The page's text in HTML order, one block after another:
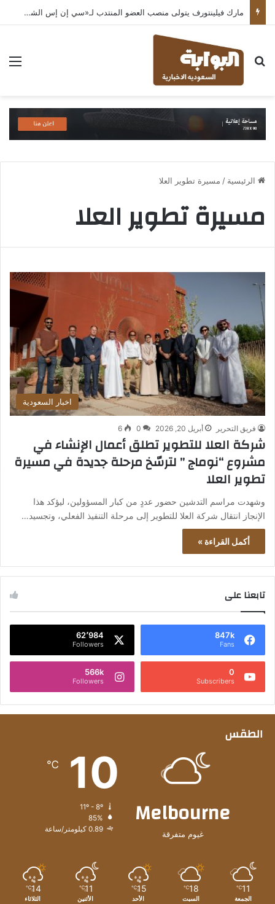
مارك فيلينتورف يتولى منصب العضو المنتدب لـ«سي إن إس الشرق الأوسط» ويشرف على شركات قطاع التكنولوجيا ضمن مجموعة غباش
بحث عن
الرئيسية / مسيرة تطوير العلا
مسيرة تطوير العلا
اخبار السعودية
فريق التحرير أبريل 20, 2026 0
6
شركة العلا للتطوير تطلق أعمال الإنشاء في
مشروع “نوماج ” لترسّخ مرحلة جديدة في مسيرة
تطوير العلا
وشهدت مراسم التدشين حضور عددٍ من كبار المسؤولين، ليؤكد هذا
الإنجاز انتقال شركة العلا للتطوير إلى مرحلة التنفيذ الفعلي، وتجسيد…
أكمل القراءة »
تابعنا على
847k
Fans
62٬984
Followers
0
Subscribers
566k
Followers
الطقس
Melbourne
غيوم متفرقة
10
℃
85%
0.89 كيلومتر/ساعة
11
℃
الجمعة
18
℃
السبت
15
℃
الأحد
11
℃
الأثنين
14
℃
الثلاثاء